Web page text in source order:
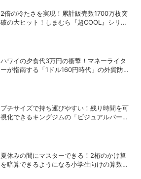
2倍の冷たさを実現！累計販売数1700万枚突
破の大ヒット！しまむら『超COOL』シリー
ハワイの夕食代3万円の衝撃！マネーライタ
ーが指南する「1ドル160円時代」の外貨防
プチサイズで持ち運びやすい！残り時間を可
視化できるキングジムの「ビジュアルバータ
夏休みの間にマスターできる！2桁のかけ算
を暗算できるようになる小学生向けの算数ド